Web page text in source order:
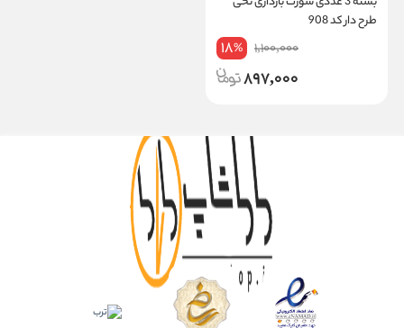
طرح دار کد 908
1,100,000
18%
897,000